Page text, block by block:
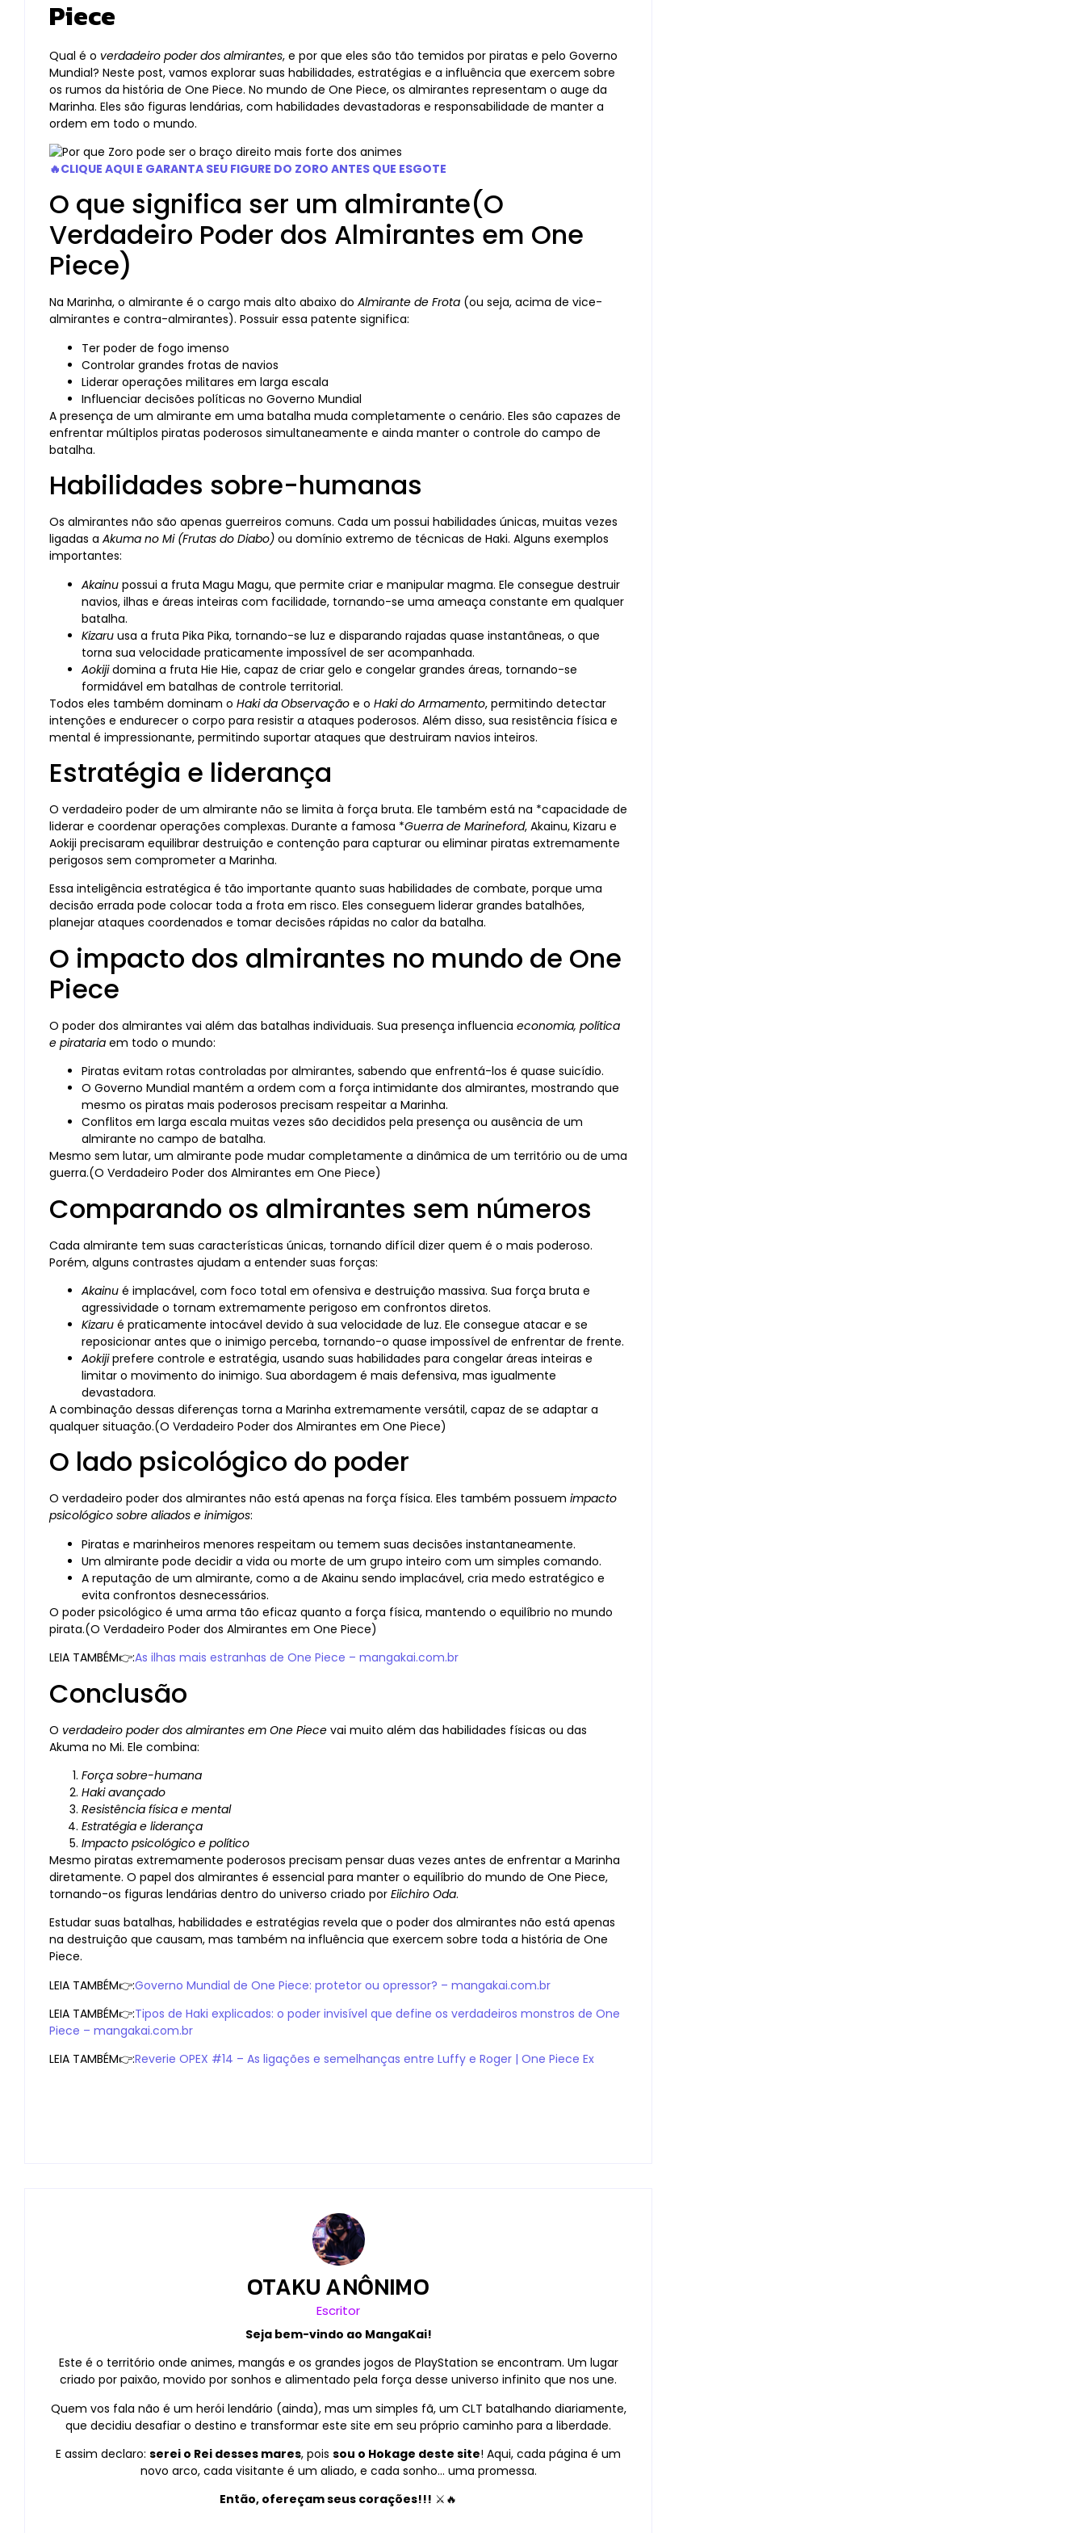
Piece
Qual é o verdadeiro poder dos almirantes, e por que eles são tão temidos por piratas e pelo Governo
Mundial? Neste post, vamos explorar suas habilidades, estratégias e a influência que exercem sobre
os rumos da história de One Piece. No mundo de One Piece, os almirantes representam o auge da
Marinha. Eles são figuras lendárias, com habilidades devastadoras e responsabilidade de manter a
ordem em todo o mundo.
🔥CLIQUE AQUI E GARANTA SEU FIGURE DO ZORO ANTES QUE ESGOTE
O que significa ser um almirante(O
Verdadeiro Poder dos Almirantes em One
Piece)
Na Marinha, o almirante é o cargo mais alto abaixo do Almirante de Frota (ou seja, acima de vice-
almirantes e contra-almirantes). Possuir essa patente significa:
Ter poder de fogo imenso
Controlar grandes frotas de navios
Liderar operações militares em larga escala
Influenciar decisões políticas no Governo Mundial
A presença de um almirante em uma batalha muda completamente o cenário. Eles são capazes de
enfrentar múltiplos piratas poderosos simultaneamente e ainda manter o controle do campo de
batalha.
Habilidades sobre-humanas
Os almirantes não são apenas guerreiros comuns. Cada um possui habilidades únicas, muitas vezes
ligadas a Akuma no Mi (Frutas do Diabo) ou domínio extremo de técnicas de Haki. Alguns exemplos
importantes:
Akainu possui a fruta Magu Magu, que permite criar e manipular magma. Ele consegue destruir
navios, ilhas e áreas inteiras com facilidade, tornando-se uma ameaça constante em qualquer
batalha.
Kizaru usa a fruta Pika Pika, tornando-se luz e disparando rajadas quase instantâneas, o que
torna sua velocidade praticamente impossível de ser acompanhada.
Aokijidomina a fruta Hie Hie, capaz de criar gelo e congelar grandes áreas, tornando-se
formidável em batalhas de controle territorial.
Todos eles também dominam o Haki da Observação e o Haki do Armamento, permitindo detectar
intenções e endurecer o corpo para resistir a ataques poderosos. Além disso, sua resistência física e
mental é impressionante, permitindo suportar ataques que destruiram navios inteiros.
Estratégia e liderança
O verdadeiro poder de um almirante não se limita à força bruta. Ele também está na *capacidade de
liderar e coordenar operações complexas. Durante a famosa *Guerra de Marineford, Akainu, Kizaru e
Aokiji precisaram equilibrar destruição e contenção para capturar ou eliminar piratas extremamente
perigosos sem comprometer a Marinha.
Essa inteligência estratégica é tão importante quanto suas habilidades de combate, porque uma
decisão errada pode colocar toda a frota em risco. Eles conseguem liderar grandes batalhões,
planejar ataques coordenados e tomar decisões rápidas no calor da batalha.
O impacto dos almirantes no mundo de One
Piece
O poder dos almirantes vai além das batalhas individuais. Sua presença influencia economia, política
e pirataria em todo o mundo:
Piratas evitam rotas controladas por almirantes, sabendo que enfrentá-los é quase suicídio.
O Governo Mundial mantém a ordem com a força intimidante dos almirantes, mostrando que
mesmo os piratas mais poderosos precisam respeitar a Marinha.
Conflitos em larga escala muitas vezes são decididos pela presença ou ausência de um
almirante no campo de batalha.
Mesmo sem lutar, um almirante pode mudar completamente a dinâmica de um território ou de uma
guerra.(O Verdadeiro Poder dos Almirantes em One Piece)
Comparando os almirantes sem números
Cada almirante tem suas características únicas, tornando difícil dizer quem é o mais poderoso.
Porém, alguns contrastes ajudam a entender suas forças:
Akainu é implacável, com foco total em ofensiva e destruição massiva. Sua força bruta e
agressividade o tornam extremamente perigoso em confrontos diretos.
Kizaru é praticamente intocável devido à sua velocidade de luz. Ele consegue atacar e se
reposicionar antes que o inimigo perceba, tornando-o quase impossível de enfrentar de frente.
Aokijiprefere controle e estratégia, usando suas habilidades para congelar áreas inteiras e
limitar o movimento do inimigo. Sua abordagem é mais defensiva, mas igualmente
devastadora.
A combinação dessas diferenças torna a Marinha extremamente versátil, capaz de se adaptar a
qualquer situação.(O Verdadeiro Poder dos Almirantes em One Piece)
O lado psicológico do poder
O verdadeiro poder dos almirantes não está apenas na força física. Eles também possuem impacto
psicológico sobre aliados e inimigos:
Piratas e marinheiros menores respeitam ou temem suas decisões instantaneamente.
Um almirante pode decidir a vida ou morte de um grupo inteiro com um simples comando.
A reputação de um almirante, como a de Akainu sendo implacável, cria medo estratégico e
evita confrontos desnecessários.
O poder psicológico é uma arma tão eficaz quanto a força física, mantendo o equilíbrio no mundo
pirata.(O Verdadeiro Poder dos Almirantes em One Piece)
LEIA TAMBÉM👉:As ilhas mais estranhas de One Piece – mangakai.com.br
Conclusão
O verdadeiro poder dos almirantes em One Piece vai muito além das habilidades físicas ou das
Akuma no Mi. Ele combina:
Força sobre-humana
Haki avançado
Resistência física e mental
Estratégia e liderança
Impacto psicológico e político
Mesmo piratas extremamente poderosos precisam pensar duas vezes antes de enfrentar a Marinha
diretamente. O papel dos almirantes é essencial para manter o equilíbrio do mundo de One Piece,
tornando-os figuras lendárias dentro do universo criado por Eiichiro Oda.
Estudar suas batalhas, habilidades e estratégias revela que o poder dos almirantes não está apenas
na destruição que causam, mas também na influência que exercem sobre toda a história de One
Piece.
LEIA TAMBÉM👉:Governo Mundial de One Piece: protetor ou opressor? – mangakai.com.br
LEIA TAMBÉM👉:Tipos de Haki explicados: o poder invisível que define os verdadeiros monstros de One
Piece – mangakai.com.br
LEIA TAMBÉM👉:Reverie OPEX #14 – As ligações e semelhanças entre Luffy e Roger | One Piece Ex
OTAKU ANÔNIMO
Escritor
Seja bem-vindo ao MangaKai!
Este é o território onde animes, mangás e os grandes jogos de PlayStation se encontram. Um lugar
criado por paixão, movido por sonhos e alimentado pela força desse universo infinito que nos une.
Quem vos fala não é um herói lendário (ainda), mas um simples fã, um CLT batalhando diariamente,
que decidiu desafiar o destino e transformar este site em seu próprio caminho para a liberdade.
E assim declaro: serei o Rei desses mares, pois sou o Hokage deste site! Aqui, cada página é um
novo arco, cada visitante é um aliado, e cada sonho… uma promessa.
Então, ofereçam seus corações!!! ⚔️🔥